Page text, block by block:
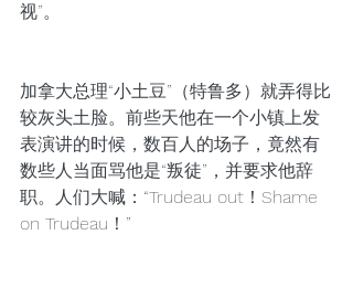
视”。
加拿大总理“小土豆”（特鲁多）就弄得比
较灰头土脸。前些天他在一个小镇上发
表演讲的时候，数百人的场子，竟然有
数些人当面骂他是“叛徒”，并要求他辞
职。人们大喊：“Trudeau out！Shame
on Trudeau！”